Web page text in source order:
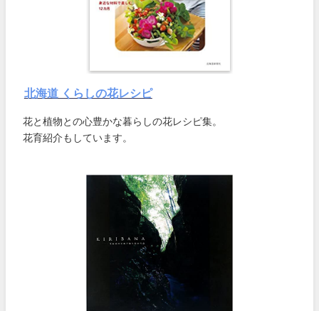
北海道 くらしの花レシピ
花と植物との心豊かな暮らしの花レシピ集。
花育紹介もしています。